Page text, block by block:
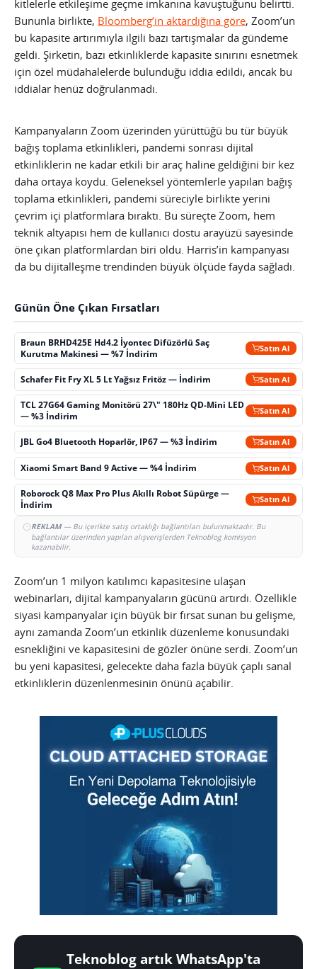
kitlelerle etkileşime geçme imkanına kavuştuğunu belirtti.
Bununla birlikte, Bloomberg’in aktardığına göre, Zoom’un
bu kapasite artırımıyla ilgili bazı tartışmalar da gündeme
geldi. Şirketin, bazı etkinliklerde kapasite sınırını esnetmek
için özel müdahalelerde bulunduğu iddia edildi, ancak bu
iddialar henüz doğrulanmadı.
Kampanyaların Zoom üzerinden yürüttüğü bu tür büyük
bağış toplama etkinlikleri, pandemi sonrası dijital
etkinliklerin ne kadar etkili bir araç haline geldiğini bir kez
daha ortaya koydu. Geleneksel yöntemlerle yapılan bağış
toplama etkinlikleri, pandemi süreciyle birlikte yerini
çevrim içi platformlara bıraktı. Bu süreçte Zoom, hem
teknik altyapısı hem de kullanıcı dostu arayüzü sayesinde
öne çıkan platformlardan biri oldu. Harris’in kampanyası
da bu dijitalleşme trendinden büyük ölçüde fayda sağladı.
Günün Öne Çıkan Fırsatları
Braun BRHD425E Hd4.2 İyontec Difüzörlü Saç
Kurutma Makinesi — %7 İndirim
Satın Al
Schafer Fit Fry XL 5 Lt Yağsız Fritöz — İndirim Satın Al
TCL 27G64 Gaming Monitörü 27\" 180Hz QD-Mini LED
— %3 İndirim
Satın Al
JBL Go4 Bluetooth Hoparlör, IP67 — %3 İndirim Satın Al
Xiaomi Smart Band 9 Active — %4 İndirim Satın Al
Roborock Q8 Max Pro Plus Akıllı Robot Süpürge —
İndirim
Satın Al
REKLAM— Bu içerikte satış ortaklığı bağlantıları bulunmaktadır. Bu
bağlantılar üzerinden yapılan alışverişlerden Teknoblog komisyon
kazanabilir.
Zoom’un 1 milyon katılımcı kapasitesine ulaşan
webinarları, dijital kampanyaların gücünü artırdı. Özellikle
siyasi kampanyalar için büyük bir fırsat sunan bu gelişme,
aynı zamanda Zoom’un etkinlik düzenleme konusundaki
esnekliğini ve kapasitesini de gözler önüne serdi. Zoom’un
bu yeni kapasitesi, gelecekte daha fazla büyük çaplı sanal
etkinliklerin düzenlenmesinin önünü açabilir.
Teknoblog artık WhatsApp'ta